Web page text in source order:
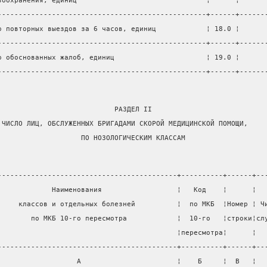
+------
повторных выездов за 6 часов, единиц            ¦ 18.0 ¦
+------
обоснованных жалоб, единиц                      ¦ 19.0 ¦
+------
РАЗДЕЛ II
ЧИСЛО ЛИЦ, ОБСЛУЖЕННЫХ БРИГАДАМИ СКОРОЙ МЕДИЦИНСКОЙ ПОМОЩИ,
ПО НОЗОЛОГИЧЕСКИМ КЛАССАМ
+----------+------
Наименования                  ¦   Код    ¦      ¦
классов и отдельных болезней          ¦  по МКБ  ¦Номер ¦
по МКБ 10-го пересмотра            ¦  10-го
¦пересмотра¦      ¦
+----------+------
А                       ¦    Б     ¦  В   ¦